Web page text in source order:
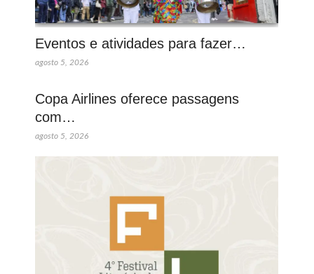
Eventos e atividades para fazer…
agosto 5, 2026
Copa Airlines oferece passagens
com…
agosto 5, 2026